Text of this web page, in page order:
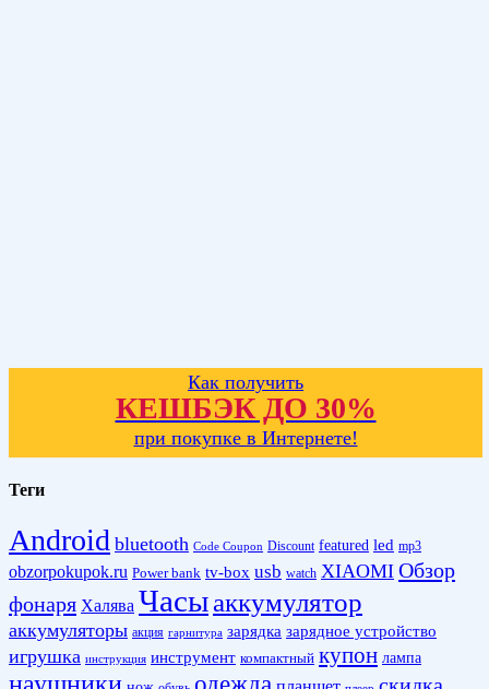
Как получить
КЕШБЭК ДО 30%
при покупке в Интернете!
Теги
Android bluetooth Code Coupon Discount featured led mp3
obzorpokupok.ru Power bank tv-box usb watch XIAOMI Обзор
фонаря Халява Часыаккумулятор
аккумуляторы акция гарнитура зарядка зарядное устройство
игрушка инструкция инструмент компактный купон лампа